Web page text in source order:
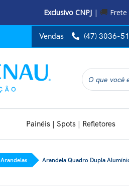
Exclusivo CNPJ | 🚚 Frete
Vendas (47) 3036-
Painéis | Spots | Refletores
Arandelas Arandela Quadro Dupla